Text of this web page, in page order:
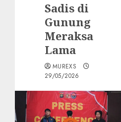
Sadis di
Gunung
Meraksa
Lama‎
MUREXS
29/05/2026